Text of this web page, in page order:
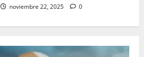
noviembre 22, 2025 0